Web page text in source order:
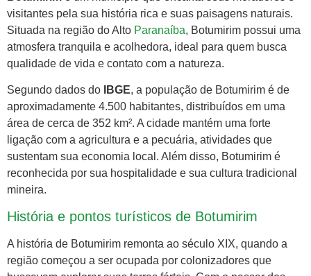
visitantes pela sua história rica e suas paisagens naturais.
Situada na região do Alto Paranaíba, Botumirim possui uma
atmosfera tranquila e acolhedora, ideal para quem busca
qualidade de vida e contato com a natureza.
Segundo dados do IBGE, a população de Botumirim é de
aproximadamente 4.500 habitantes, distribuídos em uma
área de cerca de 352 km². A cidade mantém uma forte
ligação com a agricultura e a pecuária, atividades que
sustentam sua economia local. Além disso, Botumirim é
reconhecida por sua hospitalidade e sua cultura tradicional
mineira.
História e pontos turísticos de Botumirim
A história de Botumirim remonta ao século XIX, quando a
região começou a ser ocupada por colonizadores que